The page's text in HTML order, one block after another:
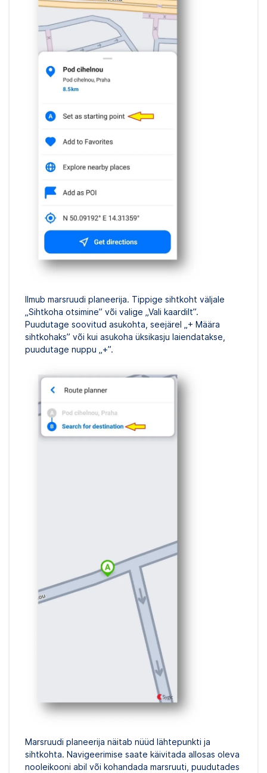
Ilmub marsruudi planeerija. Tippige sihtkoht väljale
„Sihtkoha otsimine” või valige „Vali kaardilt”.
Puudutage soovitud asukohta, seejärel „+ Määra
sihtkohaks” või kui asukoha üksikasju laiendatakse,
puudutage nuppu „+”.
Marsruudi planeerija näitab nüüd lähtepunkti ja
sihtkohta. Navigeerimise saate käivitada allosas oleva
nooleikooni abil või kohandada marsruuti, puudutades